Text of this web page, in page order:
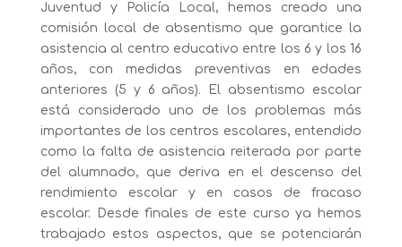
Juventud y Policía Local, hemos creado una
comisión local de absentismo que garantice la
asistencia al centro educativo entre los 6 y los 16
años, con medidas preventivas en edades
anteriores (5 y 6 años). El absentismo escolar
está considerado uno de los problemas más
importantes de los centros escolares, entendido
como la falta de asistencia reiterada por parte
del alumnado, que deriva en el descenso del
rendimiento escolar y en casos de fracaso
escolar. Desde finales de este curso ya hemos
trabajado estos aspectos, que se potenciarán